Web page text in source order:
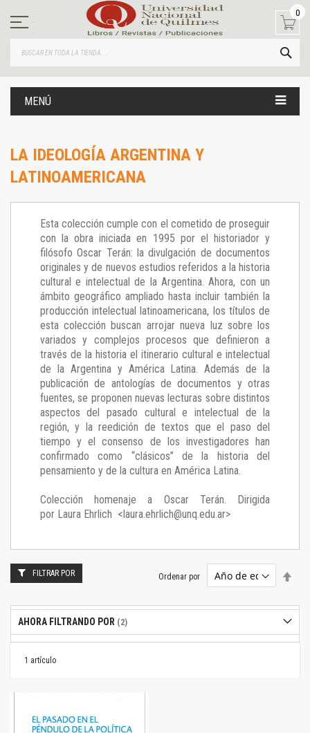
contenido
0
MENÚ
LA IDEOLOGÍA ARGENTINA Y
LATINOAMERICANA
Esta colección cumple con el cometido de proseguir
con la obra iniciada en 1995 por el historiador y
filósofo Oscar Terán: la divulgación de documentos
originales y de nuevos estudios referidos a la historia
cultural e intelectual de la Argentina. Ahora, con un
ámbito geográfico ampliado hasta incluir también la
producción intelectual latinoamericana, los títulos de
esta colección buscan arrojar nueva luz sobre los
variados y complejos procesos que definieron a
través de la historia el itinerario cultural e intelectual
de la Argentina y América Latina. Además de la
publicación de antologías de documentos y otras
fuentes, se proponen nuevas lecturas sobre distintos
aspectos del pasado cultural e intelectual de la
región, y la reedición de textos que el paso del
tiempo y el consenso de los investigadores han
confirmado como “clásicos” de la historia del
pensamiento y de la cultura en América Latina.
Colección homenaje a Oscar Terán. Dirigida
por Laura Ehrlich <laura.ehrlich@unq.edu.ar>
1 artículo
Ordenar por
FILTRAR POR
AHORA FILTRANDO POR